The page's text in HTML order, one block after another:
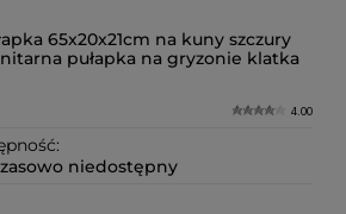
65x20x21cm na kuny szczury
pułapka na gryzonie klatka
4.00
niedostępny